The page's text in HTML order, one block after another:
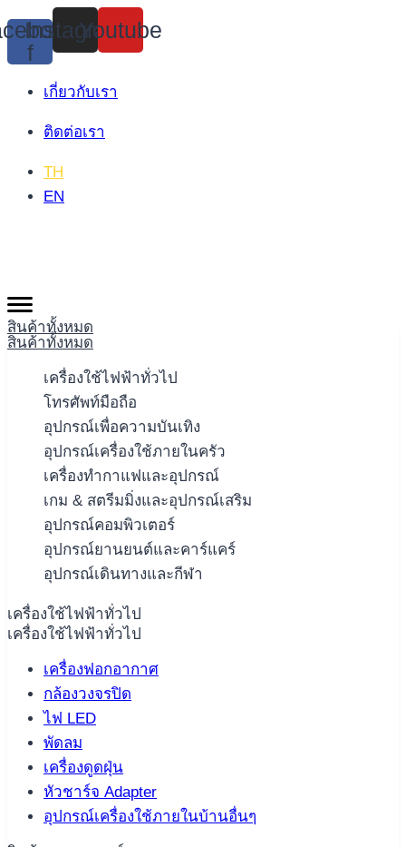
Skip
to
content
f
Instagram
Youtube
เกี่ยวกับเรา
ติดต่อเรา
TH
EN
สินค้าทั้งหมด
สินค้าทั้งหมด
เครื่องใช้ไฟฟ้าทั่วไป
โทรศัพท์มือถือ
อุปกรณ์เพื่อความบันเทิง
อุปกรณ์เครื่องใช้ภายในครัว
เครื่องทำกาแฟและอุปกรณ์
เกม & สตรีมมิ่งและอุปกรณ์เสริม
อุปกรณ์คอมพิวเตอร์
อุปกรณ์ยานยนต์และคาร์แคร์
อุปกรณ์เดินทางและกีฬา
เครื่องใช้ไฟฟ้าทั่วไป
เครื่องใช้ไฟฟ้าทั่วไป
เครื่องฟอกอากาศ
กล้องวงจรปิด
ไฟ LED
พัดลม
เครื่องดูดฝุ่น
หัวชาร์จ Adapter
อุปกรณ์เครื่องใช้ภายในบ้านอื่นๆ